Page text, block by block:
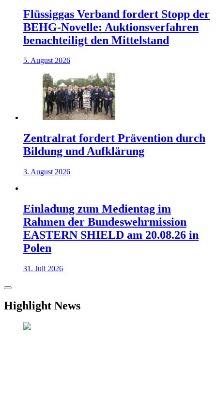
Flüssiggas Verband fordert Stopp der
BEHG-Novelle: Auktionsverfahren
benachteiligt den Mittelstand
5. August 2026
Zentralrat fordert Prävention durch
Bildung und Aufklärung
3. August 2026
Einladung zum Medientag im
Rahmen der Bundeswehrmission
EASTERN SHIELD am 20.08.26 in
Polen
31. Juli 2026
Highlight News